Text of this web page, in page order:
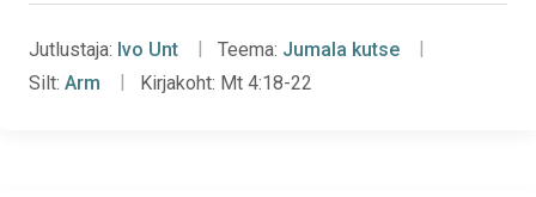
Jutlustaja: Ivo Unt Teema: Jumala kutse
Silt: Arm Kirjakoht: Mt 4:18-22